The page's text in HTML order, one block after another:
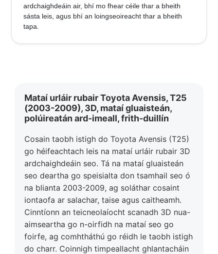
ardchaighdeáin air, bhí mo fhear céile thar a bheith
sásta leis, agus bhí an loingseoireacht thar a bheith
tapa.
Mataí urláir rubair Toyota Avensis, T25
(2003-2009), 3D, mataí gluaisteán,
polúireatán ard-imeall, frith-duillín
Cosain taobh istigh do Toyota Avensis (T25)
go héifeachtach leis na mataí urláir rubair 3D
ardchaighdeáin seo. Tá na mataí gluaisteán
seo deartha go speisialta don tsamhail seo ó
na blianta 2003-2009, ag soláthar cosaint
iontaofa ar salachar, taise agus caitheamh.
Cinntíonn an teicneolaíocht scanadh 3D nua-
aimseartha go n-oirfidh na mataí seo go
foirfe, ag comhtháthú go réidh le taobh istigh
do charr. Coinnigh timpeallacht ghlantacháin